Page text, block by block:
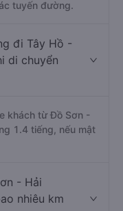
tuyến đường.
đi Tây Hồ -
di chuyển
khách từ Đồ Sơn -
1.4 tiếng, nếu mật
- Hải
nhiêu km